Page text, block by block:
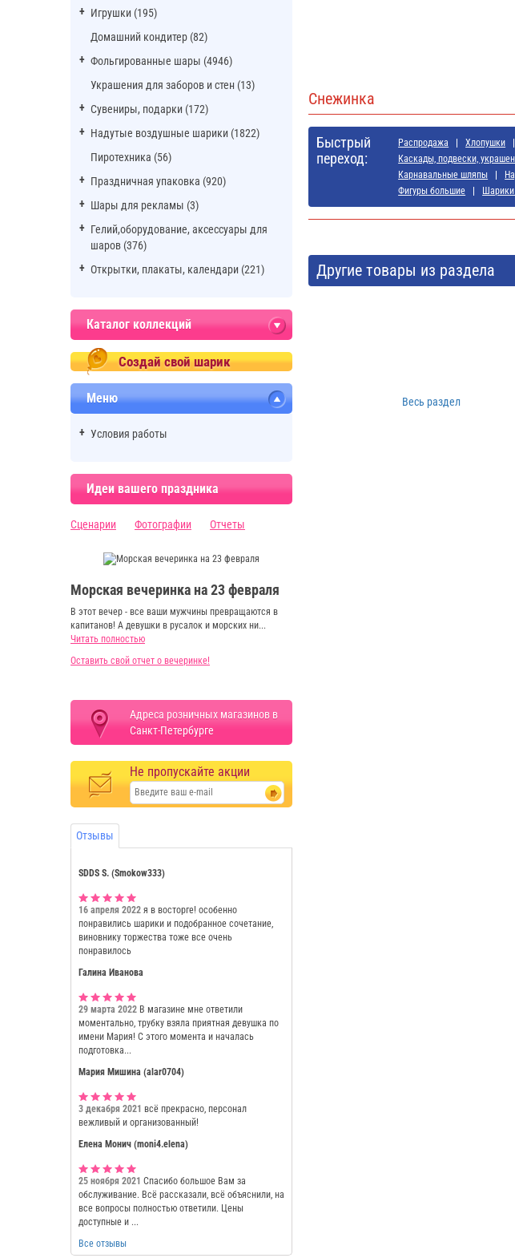
Игрушки (195)
Домашний кондитер (82)
Фольгированные шары (4946)
Украшения для заборов и стен (13)
Сувениры, подарки (172)
Надутые воздушные шарики (1822)
Пиротехника (56)
Праздничная упаковка (920)
Шары для рекламы (3)
Гелий,оборудование, аксессуары для
шаров (376)
Открытки, плакаты, календари (221)
Каталог коллекций
Создай свой шарик
Меню
Условия работы
Идеи вашего праздника
Сценарии Фотографии Отчеты
Морская вечеринка на 23 февраля
В этот вечер - все ваши мужчины превращаются в
капитанов! А девушки в русалок и морских ни...
Читать полностью
Оставить свой отчет о вечеринке!
Адреса розничных магазинов в
Санкт-Петербурге
Не пропускайте акции
Отзывы
SDDS S. (Smokow333)
16 апреля 2022 я в восторге! особенно
понравились шарики и подобранное сочетание,
виновнику торжества тоже все очень
понравилось
Галина Иванова
29 марта 2022 В магазине мне ответили
моментально, трубку взяла приятная девушка по
имени Мария! С этого момента и началась
подготовка...
Мария Мишина (alar0704)
3 декабря 2021 всё прекрасно, персонал
вежливый и организованный!
Елена Монич (moni4.elena)
25 ноября 2021 Спасибо большое Вам за
обслуживание. Всё рассказали, всё объяснили, на
все вопросы полностью ответили. Цены
доступные и ...
Все отзывы
Снежинка
Быстрый
переход:
Распродажа Хлопушки
Каскады, подвески,
Карнавальные шляпы
Фигуры большие
Шарики
Другие товары из раздела
Весь раздел